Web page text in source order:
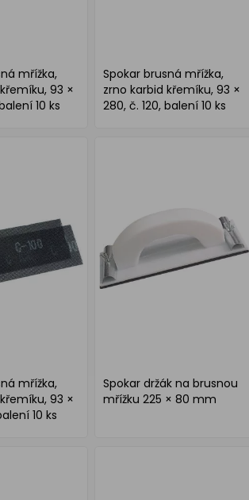
mřížka,
93 ×
10 ks
Spokar brusná mřížka,
zrno karbid křemíku, 93 ×
280, č. 120, balení 10 ks
mřížka,
93 ×
10 ks
Spokar držák na brusnou
mřížku 225 × 80 mm